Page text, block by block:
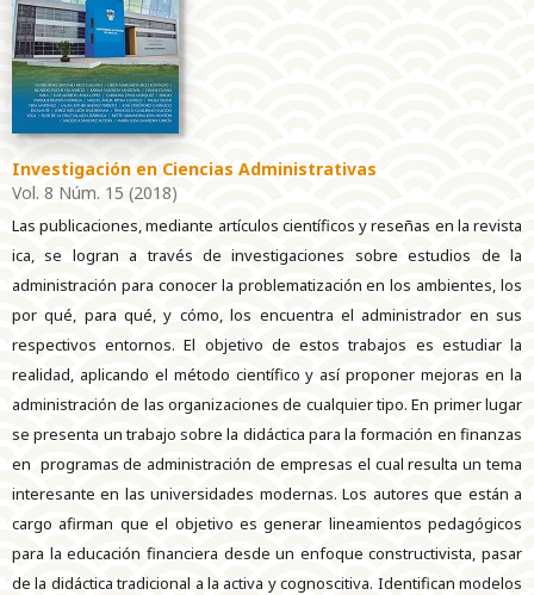
Investigación en Ciencias Administrativas
Vol. 8 Núm. 15 (2018)
Las publicaciones, mediante artículos científicos y reseñas en la revista
ica, se logran a través de investigaciones sobre estudios de la
administración para conocer la problematización en los ambientes, los
por qué, para qué, y cómo, los encuentra el administrador en sus
respectivos entornos. El objetivo de estos trabajos es estudiar la
realidad, aplicando el método científico y así proponer mejoras en la
administración de las organizaciones de cualquier tipo. En primer lugar
se presenta un trabajo sobre la didáctica para la formación en finanzas
en programas de administración de empresas el cual resulta un tema
interesante en las universidades modernas. Los autores que están a
cargo afirman que el objetivo es generar lineamientos pedagógicos
para la educación financiera desde un enfoque constructivista, pasar
de la didáctica tradicional a la activa y cognoscitiva. Identifican modelos